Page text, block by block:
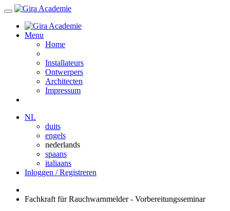
Menu
Home
Installateurs
Ontwerpers
Architecten
Impressum
NL
duits
engels
nederlands
spaans
italiaans
Inloggen / Registreren
Fachkraft für Rauchwarnmelder - Vorbereitungsseminar